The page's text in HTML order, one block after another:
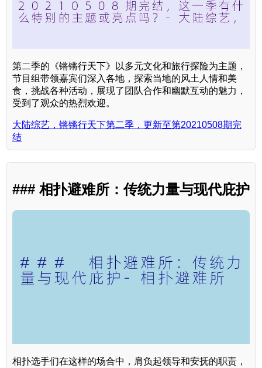
第二季的《锵锵行天下》以多元文化和旅行探险为主题，
节目组带领嘉宾们深入各地，探索当地的风土人情和美
食，挑战各种活动，展现了团队合作和幽默互动的魅力，
受到了观众的热烈欢迎。
大陆综艺，锵锵行天下第二季，更新至第20210508期完
结
### 相扑避难所：传统力量与现代庇护
相扑选手们在这样的场合中，肩负起领导和安抚的职责，